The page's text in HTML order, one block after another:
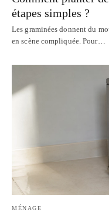
étapes simples ?
Les graminées donnent du
en scène compliquée. Pour…
MÉNAGE